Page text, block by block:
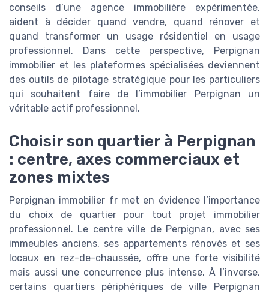
conseils d’une agence immobilière expérimentée,
aident à décider quand vendre, quand rénover et
quand transformer un usage résidentiel en usage
professionnel. Dans cette perspective, Perpignan
immobilier et les plateformes spécialisées deviennent
des outils de pilotage stratégique pour les particuliers
qui souhaitent faire de l’immobilier Perpignan un
véritable actif professionnel.
Choisir son quartier à Perpignan
: centre, axes commerciaux et
zones mixtes
Perpignan immobilier fr met en évidence l’importance
du choix de quartier pour tout projet immobilier
professionnel. Le centre ville de Perpignan, avec ses
immeubles anciens, ses appartements rénovés et ses
locaux en rez-de-chaussée, offre une forte visibilité
mais aussi une concurrence plus intense. À l’inverse,
certains quartiers périphériques de ville Perpignan